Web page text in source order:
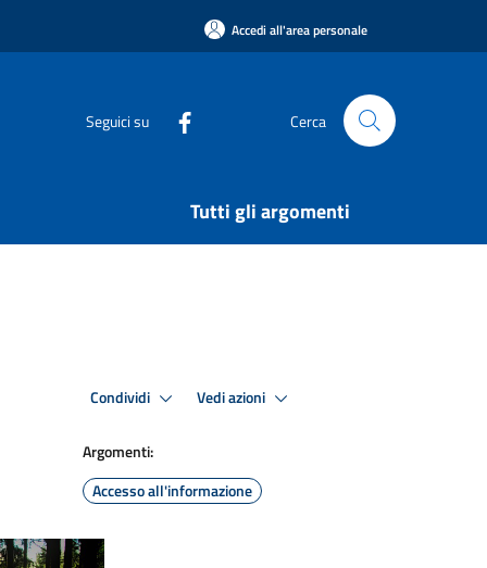
Accedi all'area personale
Seguici su Cerca
Tutti gli argomenti
Condividi Vedi azioni
Argomenti:
Accesso all'informazione